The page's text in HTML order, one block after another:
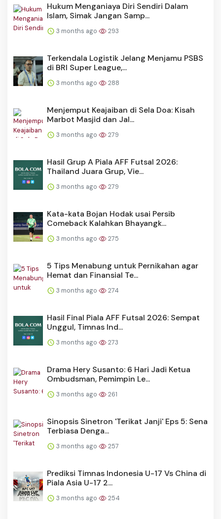
Hukum Menganiaya Diri Sendiri Dalam
Islam, Simak Jangan Samp...
3 months ago 293
Terkendala Logistik Jelang Menjamu PSBS
di BRI Super League,...
3 months ago 288
Menjemput Keajaiban di Sela Doa: Kisah
Marbot Masjid dan Jal...
3 months ago 279
Hasil Grup A Piala AFF Futsal 2026:
Thailand Juara Grup, Vie...
3 months ago 279
Kata-kata Bojan Hodak usai Persib
Comeback Kalahkan Bhayangk...
3 months ago 275
5 Tips Menabung untuk Pernikahan agar
Hemat dan Finansial Te...
3 months ago 274
Hasil Final Piala AFF Futsal 2026: Sempat
Unggul, Timnas Ind...
3 months ago 273
Drama Hery Susanto: 6 Hari Jadi Ketua
Ombudsman, Pemimpin Le...
3 months ago 261
Sinopsis Sinetron 'Terikat Janji' Eps 5: Sena
Terbiasa Denga...
3 months ago 257
Prediksi Timnas Indonesia U-17 Vs China di
Piala Asia U-17 2...
3 months ago 254